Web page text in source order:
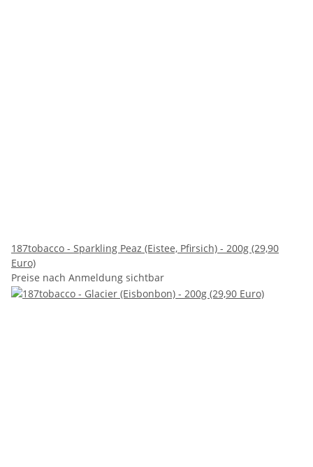
187tobacco - Sparkling Peaz (Eistee, Pfirsich) - 200g (29,90
Euro)
Preise nach Anmeldung sichtbar